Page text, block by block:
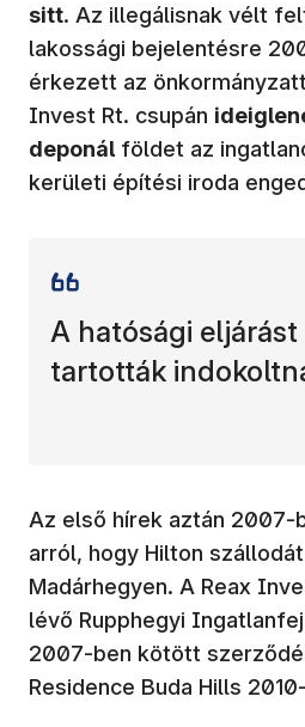
sitt. Az illegálisnak vélt
lakossági bejelentésre
érkezett az
Invest Rt. csupán
deponál földet az
kerületi építési iroda
A hatósági eljárást
tartották
Az első hírek aztán 2007-
arról, hogy Hilton
Madárhegyen. A Reax
lévő Rupphegyi
2007-ben kötött
Residence Buda Hills